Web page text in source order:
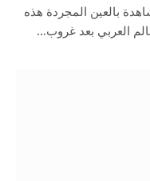
بالعين المجردة هذه
العربي بعد غروب…